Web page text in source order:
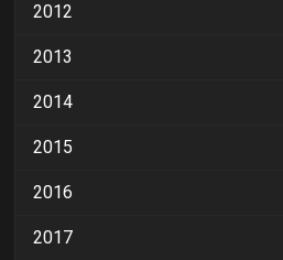
2012
2013
2014
2015
2016
2017